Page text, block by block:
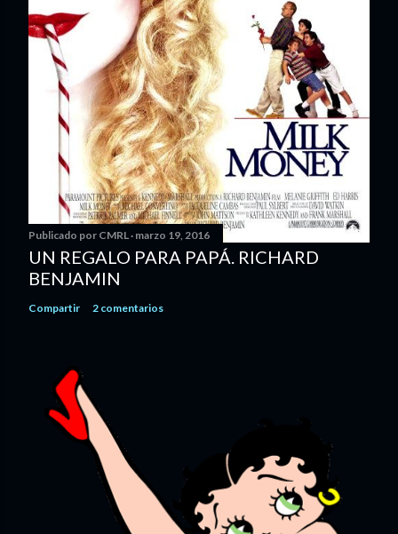
Publicado por CMRL marzo 19, 2016
UN REGALO PARA PAPÁ. RICHARD
BENJAMIN
Compartir 2 comentarios